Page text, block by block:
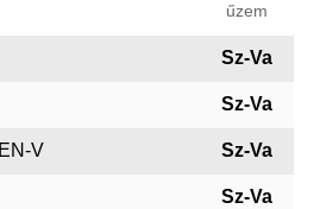
űzem
Sz-Va
Sz-Va
V Sz-Va
Sz-Va